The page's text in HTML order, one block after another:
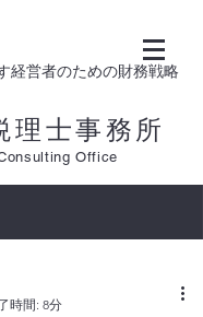
経営者のための財務戦略
理士事務所
Office
時間: 8分